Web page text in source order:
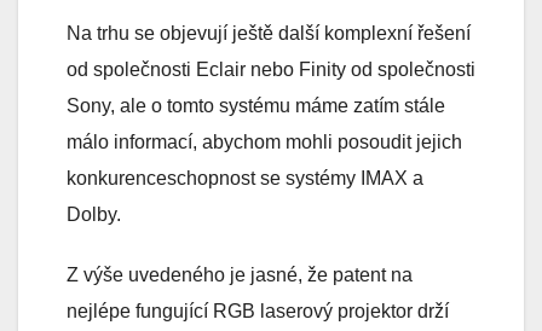
Na trhu se objevují ještě další komplexní řešení
od společnosti Eclair nebo Finity od společnosti
Sony, ale o tomto systému máme zatím stále
málo informací, abychom mohli posoudit jejich
konkurenceschopnost se systémy IMAX a
Dolby.
Z výše uvedeného je jasné, že patent na
nejlépe fungující RGB laserový projektor drží